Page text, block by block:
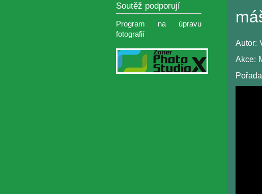
Soutěž podporují
Program na úpravu
fotografií
Autor:
Akce: